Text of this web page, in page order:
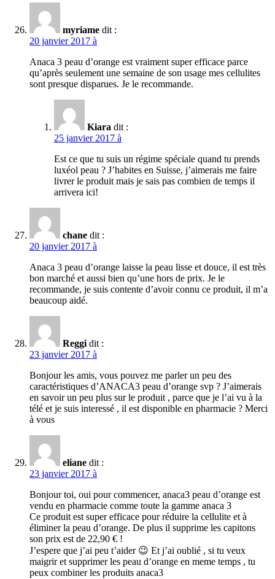
myriame dit :
20 janvier 2017 à
Anaca 3 peau d’orange est vraiment super efficace parce
qu’après seulement une semaine de son usage mes cellulites
sont presque disparues. Je le recommande.
Kiara dit :
25 janvier 2017 à
Est ce que tu suis un régime spéciale quand tu prends
luxéol peau ? J’habites en Suisse, j’aimerais me faire
livrer le produit mais je sais pas combien de temps il
arrivera ici!
chane dit :
20 janvier 2017 à
Anaca 3 peau d’orange laisse la peau lisse et douce, il est très
bon marché et aussi bien qu’une hors de prix. Je le
recommande, je suis contente d’avoir connu ce produit, il m’a
beaucoup aidé.
Reggi dit :
23 janvier 2017 à
Bonjour les amis, vous pouvez me parler un peu des
caractéristiques d’ANACA3 peau d’orange svp ? J’aimerais
en savoir un peu plus sur le produit , parce que je l’ai vu à la
télé et je suis interessé , il est disponible en pharmacie ? Merci
à vous
eliane dit :
23 janvier 2017 à
Bonjour toi, oui pour commencer, anaca3 peau d’orange est
vendu en pharmacie comme toute la gamme anaca 3
Ce produit est super efficace pour réduire la cellulite et à
éliminer la peau d’orange. De plus il supprime les capitons
son prix est de 22,90 € !
J’espere que j’ai peu t’aider 😉 Et j’ai oublié , si tu veux
maigrir et supprimer les peau d’orange en meme temps , tu
peux combiner les produits anaca3